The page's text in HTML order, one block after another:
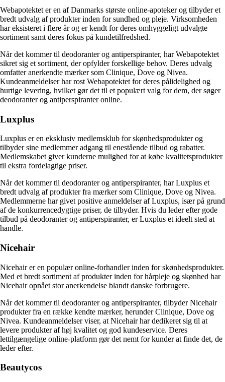
Webapotektet er en af Danmarks største online-apoteker og tilbyder et
bredt udvalg af produkter inden for sundhed og pleje. Virksomheden
har eksisteret i flere år og er kendt for deres omhyggeligt udvalgte
sortiment samt deres fokus på kundetilfredshed.
Når det kommer til deodoranter og antiperspiranter, har Webapotektet
sikret sig et sortiment, der opfylder forskellige behov. Deres udvalg
omfatter anerkendte mærker som Clinique, Dove og Nivea.
Kundeanmeldelser har rost Webapotektet for deres pålidelighed og
hurtige levering, hvilket gør det til et populært valg for dem, der søger
deodoranter og antiperspiranter online.
Luxplus
Luxplus er en eksklusiv medlemsklub for skønhedsprodukter og
tilbyder sine medlemmer adgang til enestående tilbud og rabatter.
Medlemskabet giver kunderne mulighed for at købe kvalitetsprodukter
til ekstra fordelagtige priser.
Når det kommer til deodoranter og antiperspiranter, har Luxplus et
bredt udvalg af produkter fra mærker som Clinique, Dove og Nivea.
Medlemmerne har givet positive anmeldelser af Luxplus, især på grund
af de konkurrencedygtige priser, de tilbyder. Hvis du leder efter gode
tilbud på deodoranter og antiperspiranter, er Luxplus et ideelt sted at
handle.
Nicehair
Nicehair er en populær online-forhandler inden for skønhedsprodukter.
Med et bredt sortiment af produkter inden for hårpleje og skønhed har
Nicehair opnået stor anerkendelse blandt danske forbrugere.
Når det kommer til deodoranter og antiperspiranter, tilbyder Nicehair
produkter fra en række kendte mærker, herunder Clinique, Dove og
Nivea. Kundeanmeldelser viser, at Nicehair har dedikeret sig til at
levere produkter af høj kvalitet og god kundeservice. Deres
lettilgængelige online-platform gør det nemt for kunder at finde det, de
leder efter.
Beautycos